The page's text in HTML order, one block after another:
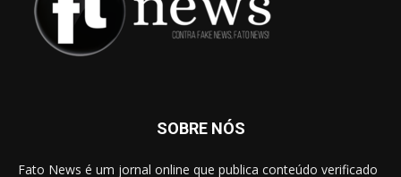
SOBRE NÓS
Fato News é um jornal online que publica conteúdo verificado